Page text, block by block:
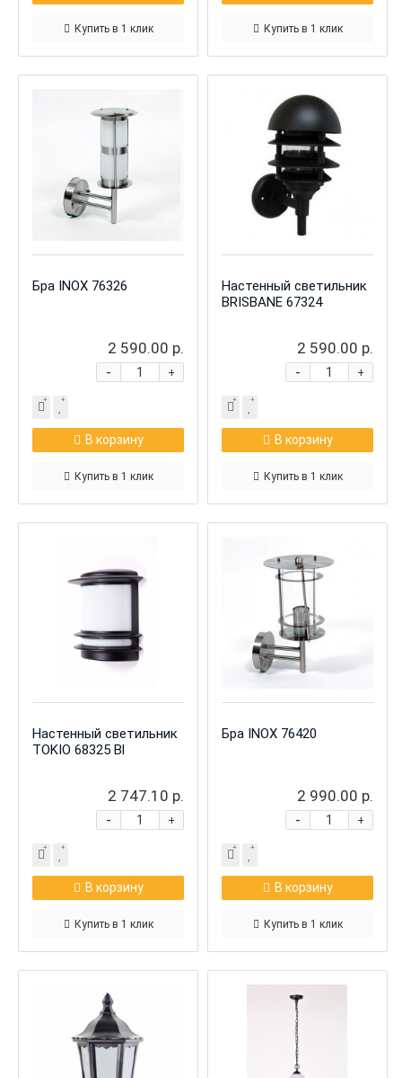
Купить в 1 клик Купить в 1 клик
Бра INOX 76326
2 590.00 р.
+
-
В корзину
Купить в 1 клик
Настенный светильник
BRISBANE 67324
2 590.00 р.
+
-
В корзину
Купить в 1 клик
Настенный светильник
TOKIO 68325 Bl
2 747.10 р.
+
-
В корзину
Купить в 1 клик
Бра INOX 76420
2 990.00 р.
+
-
В корзину
Купить в 1 клик